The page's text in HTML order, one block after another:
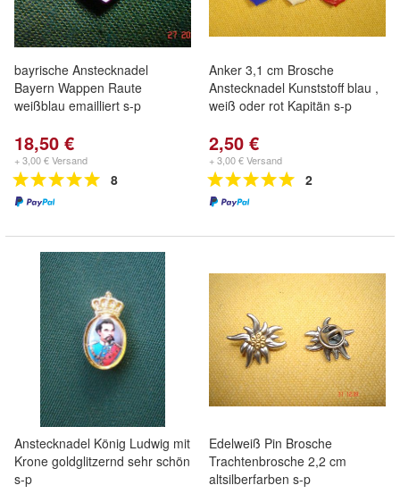
bayrische Anstecknadel
Bayern Wappen Raute
weißblau emailliert s-p
18,50 €
+ 3,00 € Versand
8
Anker 3,1 cm Brosche
Anstecknadel Kunststoff blau ,
weiß oder rot Kapitän s-p
2,50 €
+ 3,00 € Versand
2
Anstecknadel König Ludwig mit
Krone goldglitzernd sehr schön
s-p
Edelweiß Pin Brosche
Trachtenbrosche 2,2 cm
altsilberfarben s-p